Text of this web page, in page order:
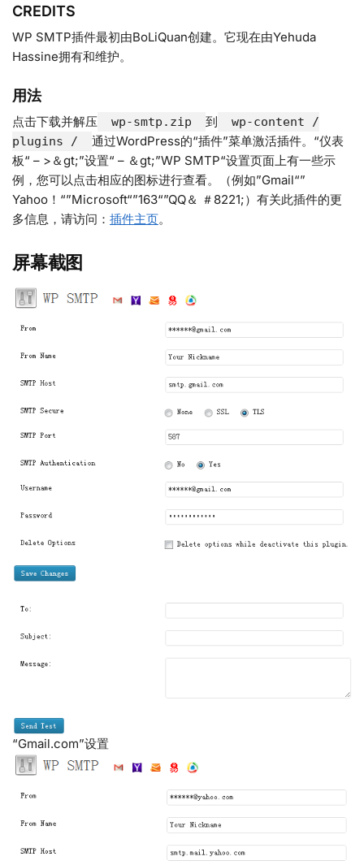
CREDITS
WP SMTP插件最初由BoLiQuan创建。它现在由Yehuda
Hassine拥有和维护。
用法
点击下载并解压 wp-smtp.zip 到
wp-content /
plugins /
通过WordPress的“插件”菜单激活插件。“仪表
板“ – >＆gt;”设置“ – ＆gt;”WP SMTP“设置页面上有一些示
例，您可以点击相应的图标进行查看。（例如”Gmail“”
Yahoo！“”Microsoft“”163“”QQ＆ ＃8221;）有关此插件的更
多信息，请访问： 插件主页。
屏幕截图
“Gmail.com”设置